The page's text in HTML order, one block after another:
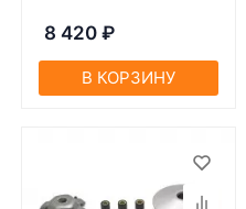
8 420 ₽
В КОРЗИНУ